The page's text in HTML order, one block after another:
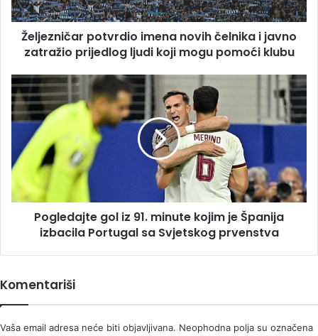
zatražio
prijedlog
ljudi
koji
pomoći
klubu
Željezničar potvrdio imena novih čelnika i javno
zatražio prijedlog ljudi koji mogu pomoći klubu
Pogledajte
gol
iz
91.
minute
kojim
je
Španija
izbacila
Portugal
prvenstva
Pogledajte gol iz 91. minute kojim je Španija
izbacila Portugal sa Svjetskog prvenstva
Komentariši
Vaša email adresa neće biti objavljivana. Neophodna polja su označena